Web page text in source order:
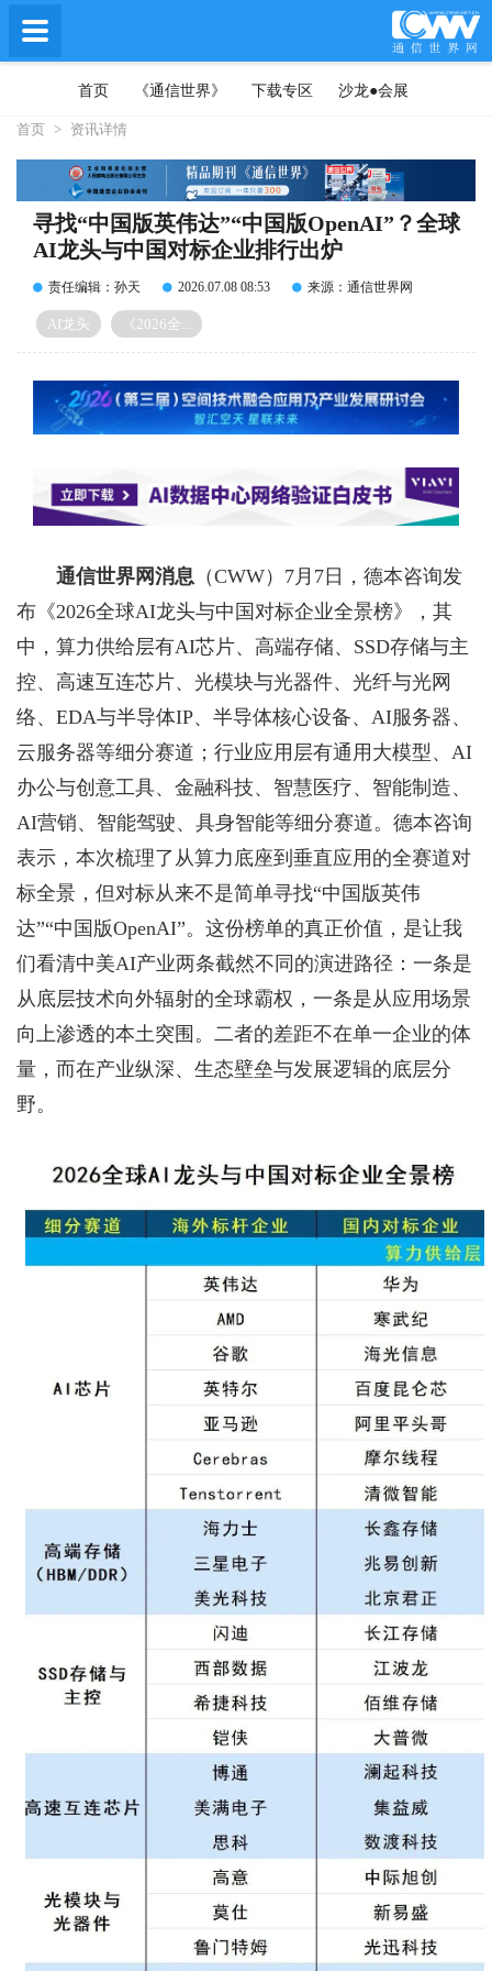
首页 《通信世界》 下载专区 沙龙●会展
首页 > 资讯详情
寻找“中国版英伟达”“中国版OpenAI”？全球
AI龙头与中国对标企业排行出炉
责任编辑：孙天 2026.07.08 08:53 来源：通信世界网
AI龙头 《2026全...
通信世界网消息 （CWW） 7月7日，德本咨询发
布《2026全球AI龙头与中国对标企业全景榜》，其
中，算力供给层有AI芯片、高端存储、SSD存储与主
控、高速互连芯片、光模块与光器件、光纤与光网
络、EDA与半导体IP、半导体核心设备、AI服务器、
云服务器等细分赛道；行业应用层有通用大模型、AI
办公与创意工具、金融科技、智慧医疗、智能制造、
AI营销、智能驾驶、具身智能等细分赛道。德本咨询
表示，本次梳理了从算力底座到垂直应用的全赛道对
标全景，但对标从来不是简单寻找“中国版英伟
达”“中国版OpenAI”。这份榜单的真正价值，是让我
们看清中美AI产业两条截然不同的演进路径：一条是
从底层技术向外辐射的全球霸权，一条是从应用场景
向上渗透的本土突围。二者的差距不在单一企业的体
量，而在产业纵深、生态壁垒与发展逻辑的底层分
野。